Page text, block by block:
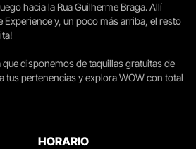
hacia la Rua Guilherme Braga. Allí
y, un poco más arriba, el resto
que disponemos de taquillas gratuitas de
tus pertenencias y explora WOW con total
HORARIO